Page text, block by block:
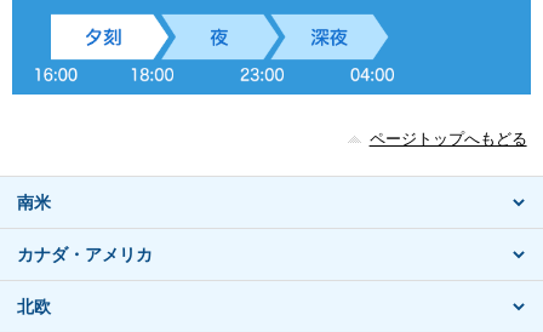
ページトップへもどる
南米
カナダ・アメリカ
北欧